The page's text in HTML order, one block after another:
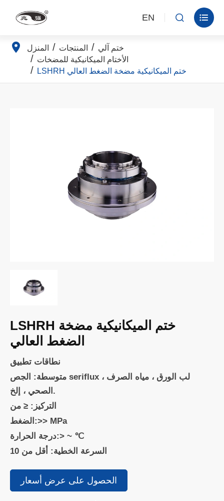
EN  
المنزل المنتجات
ختم آلي
الأختام الميكانيكية للمضخات
LSHRH ختم الميكانيكية مضخة الضغط العالي
LSHRH ختم الميكانيكية مضخة
الضغط العالي
نطاقات تطبيق
متوسطة: الجص seriflux ، لب الورق ، مياه الصرف
الصحي ، إلخ.
التركيز: ≤ من
الضغط:>> MPa
درجة الحرارة:> ~ ℃
السرعة الخطية: أقل من 10
الحصول على عرض أسعار